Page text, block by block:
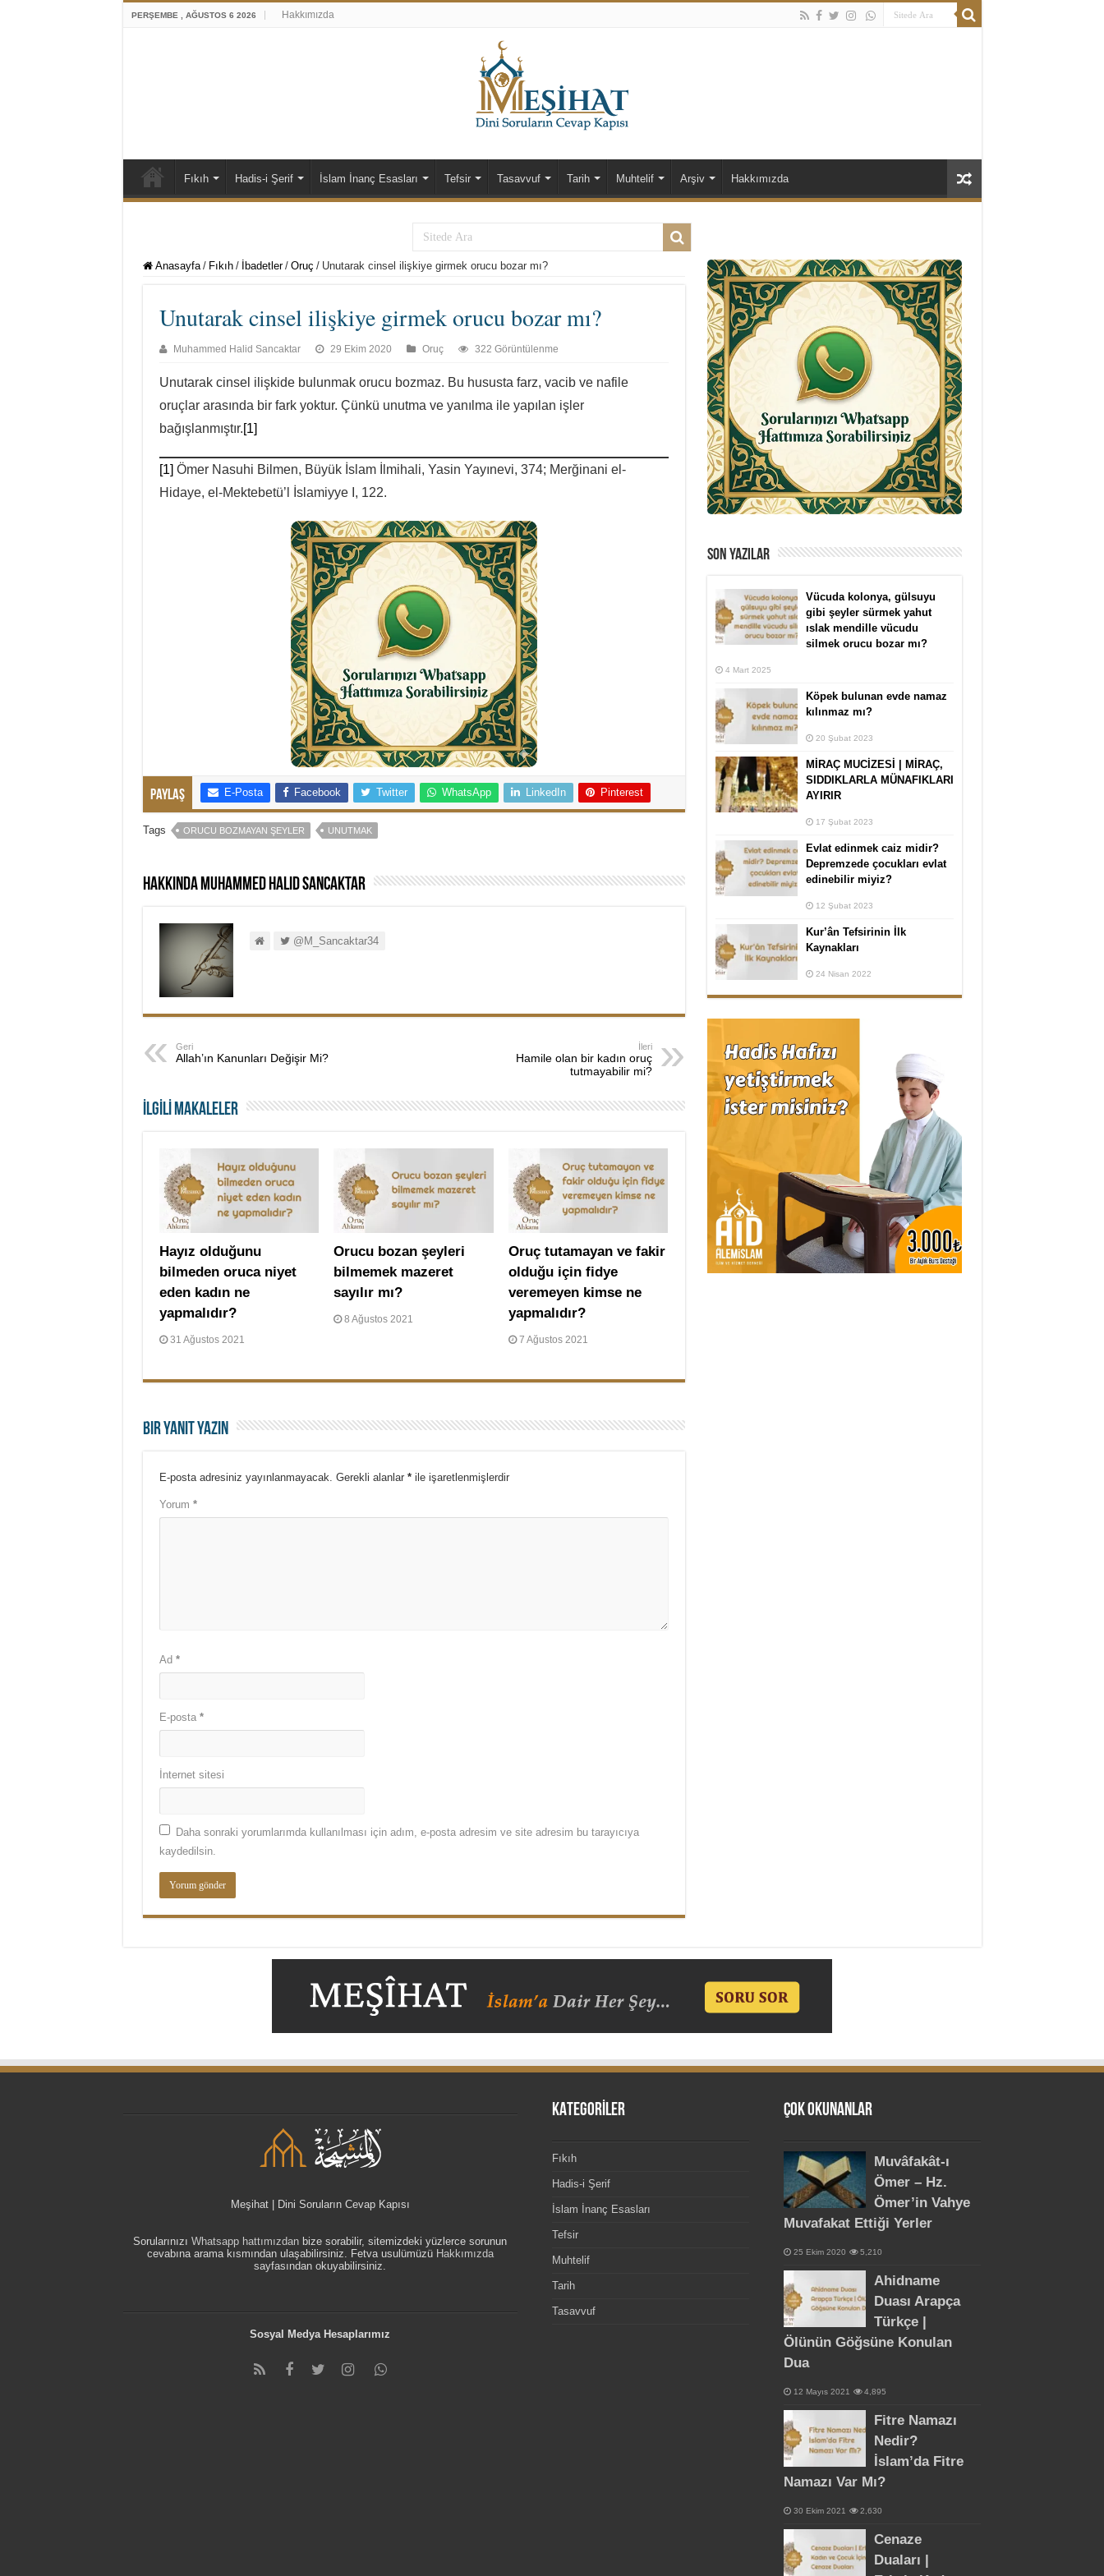
PERŞEMBE , AĞUSTOS 6 2026 Hakkımızda
Fıkıh Hadis-i Şerif İslam İnanç Esasları Tefsir Tasavvuf Tarih Muhtelif Arşiv Hakkımızda
Anasayfa / Fıkıh / İbadetler / Oruç / Unutarak cinsel ilişkiye girmek orucu bozar mı?
Unutarak cinsel ilişkiye girmek orucu bozar mı?
Muhammed Halid Sancaktar 29 Ekim 2020 Oruç 322 Görüntülenme
Unutarak cinsel ilişkide bulunmak orucu bozmaz. Bu hususta farz, vacib ve nafile
oruçlar arasında bir fark yoktur. Çünkü unutma ve yanılma ile yapılan işler
bağışlanmıştır.[1]
[1] Ömer Nasuhi Bilmen, Büyük İslam İlmihali, Yasin Yayınevi, 374; Merğinani el-
Hidaye, el-Mektebetü’l İslamiyye I, 122.
Paylaş E-Posta Facebook Twitter WhatsApp LinkedIn Pinterest
Tags ORUCU BOZMAYAN ŞEYLER UNUTMAK
Hakkında Muhammed Halid Sancaktar
@M_Sancaktar34
Geri
Allah’ın Kanunları Değişir Mi?
İleri
Hamile olan bir kadın oruç
tutmayabilir mi?
İLGİLİ MAKALELER
Hayız olduğunu
bilmeden oruca niyet
eden kadın ne
yapmalıdır?
31 Ağustos 2021
Orucu bozan şeyleri
bilmemek mazeret
sayılır mı?
8 Ağustos 2021
Oruç tutamayan ve fakir
olduğu için fidye
veremeyen kimse ne
yapmalıdır?
7 Ağustos 2021
Bir yanıt yazın
E-posta adresiniz yayınlanmayacak. Gerekli alanlar *ile işaretlenmişlerdir
Yorum *
Ad *
E-posta *
İnternet sitesi
Daha sonraki yorumlarımda kullanılması için adım, e-posta adresim ve site adresim bu tarayıcıya
kaydedilsin.
SON YAZILAR
Vücuda kolonya, gülsuyu
gibi şeyler sürmek yahut
ıslak mendille vücudu
silmek orucu bozar mı?
4 Mart 2025
Köpek bulunan evde namaz
kılınmaz mı?
20 Şubat 2023
MİRAÇ MUCİZESİ | MİRAÇ,
SIDDIKLARLA MÜNAFIKLARI
AYIRIR
17 Şubat 2023
Evlat edinmek caiz midir?
Depremzede çocukları evlat
edinebilir miyiz?
12 Şubat 2023
Kur’ân Tefsirinin İlk
Kaynakları
24 Nisan 2022
Meşihat | Dini Soruların Cevap Kapısı
SorularınızıWhatsapp hattımızdan bize sorabilir, sitemizdeki yüzlerce sorunun
cevabına arama kısmından ulaşabilirsiniz. Fetva usulümüzü Hakkımızda
sayfasından okuyabilirsiniz.
Sosyal Medya Hesaplarımız
KATEGORİLER
Fıkıh
Hadis-i Şerif
İslam İnanç Esasları
Tefsir
Muhtelif
Tarih
Tasavvuf
Çok Okunanlar
Muvâfakât-ı
Ömer – Hz.
Ömer’in Vahye
Muvafakat Ettiği Yerler
25 Ekim 2020 5,210
Ahidname
Duası Arapça
Türkçe |
Ölünün Göğsüne Konulan
Dua
12 Mayıs 2021 4,895
Fitre Namazı
Nedir?
İslam’da Fitre
Namazı Var Mı?
30 Ekim 2021 2,630
Cenaze
Duaları |